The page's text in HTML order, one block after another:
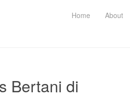
Home About
Bertani di